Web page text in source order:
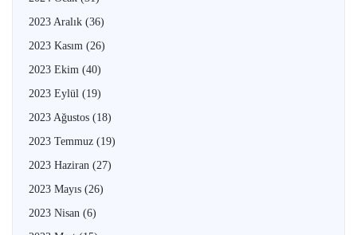
2023 Aralık (36)
2023 Kasım (26)
2023 Ekim (40)
2023 Eylül (19)
2023 Ağustos (18)
2023 Temmuz (19)
2023 Haziran (27)
2023 Mayıs (26)
2023 Nisan (6)